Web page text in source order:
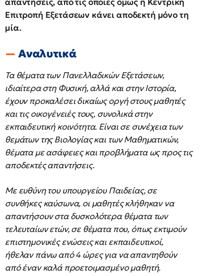
Επιτροπή Εξετάσεων κάνει αποδεκτή μόνο τη
μία.
Αναλυτικά
Τα θέματα των Πανελλαδικών Εξετάσεων,
ιδιαίτερα στη Φυσική, αλλά και στην Ιστορία,
έχουν προκαλέσει δικαίως οργή στους μαθητές
και τις οικογένειές τους, συνολικά στην
εκπαιδευτική κοινότητα. Είναι σε συνέχεια των
θεμάτων της Βιολογίας και των Μαθηματικών,
θέματα με ασάφειες και προβλήματα ως προς τις
αποδεκτές απαντήσεις.
Με ευθύνη του υπουργείου Παιδείας, σε
συνθήκες καύσωνα, οι μαθητές κλήθηκαν να
απαντήσουν στα δυσκολότερα θέματα των
τελευταίων ετών, σε θέματα που, όπως εκτιμούν
επιστημονικές ενώσεις και εκπαιδευτικοί,
ήθελαν πάνω από 4 ώρες για να απαντηθούν
από έναν καλά προετοιμασμένο μαθητή.